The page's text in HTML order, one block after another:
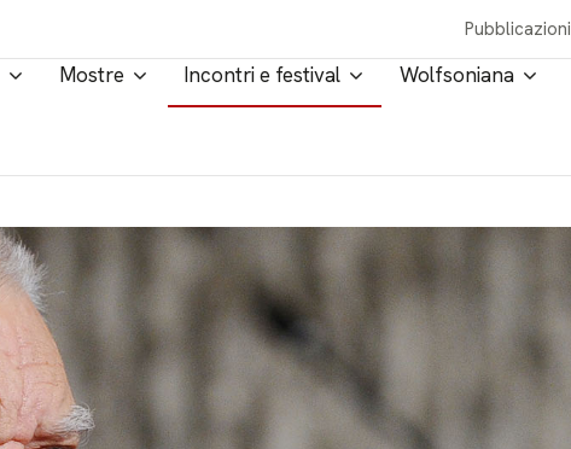
Pubblicazioni
Mostre Incontri e festival Wolfsoniana